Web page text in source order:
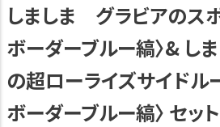
しましま グラビアのス
ボーダーブルー縞〉& し
の超ローライズサイドル
ボーダーブルー縞〉 セット